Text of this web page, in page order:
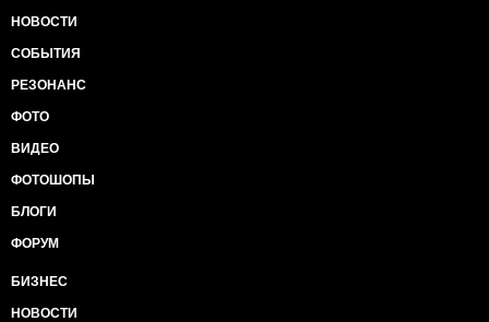
НОВОСТИ
СОБЫТИЯ
РЕЗОНАНС
ФОТО
ВИДЕО
ФОТОШОПЫ
БЛОГИ
ФОРУМ
БИЗНЕС
НОВОСТИ